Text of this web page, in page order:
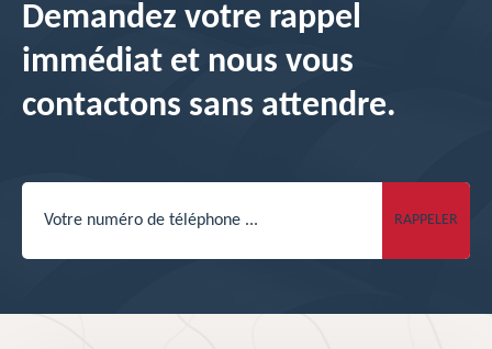
Demandez votre rappel
immédiat et nous vous
contactons sans attendre.